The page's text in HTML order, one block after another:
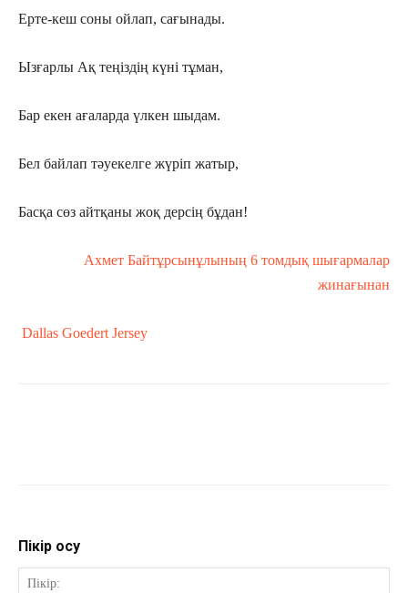
Ерте-кеш соны ойлап, сағынады.
Ызғарлы Ақ теңіздің күні тұман,
Бар екен ағаларда үлкен шыдам.
Бел байлап тәуекелге жүріп жатыр,
Басқа сөз айтқаны жоқ дерсің бұдан!
Ахмет Байтұрсынұлының 6 томдық шығармалар
жинағынан
Dallas Goedert Jersey
Пікір қосу